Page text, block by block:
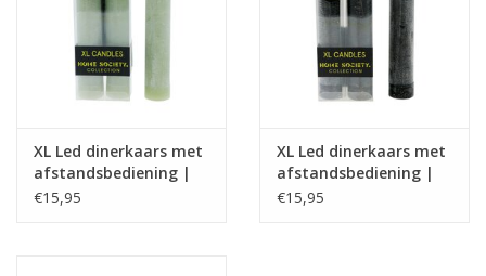
XL Led dinerkaars met
afstandsbediening |
celadon | Home
€15,95
XL Led dinerkaars met
afstandsbediening |
zwart | Home Society
€15,95